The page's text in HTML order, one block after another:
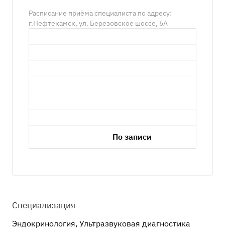
Расписание приёма специалиста по адресу:
г.Нефтекамск, ул. Березовское шоссе, 6А
По записи
Специализация
Эндокринология, Ультразвуковая диагностика